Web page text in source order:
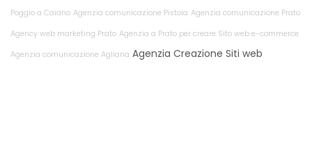
Poggio a Caiano Agenzia comunicazione Pistoia Agenzia comunicazione Prato
Agency web marketing Prato Agenzia a Prato per creare Sito web e-commerce
Agenzia comunicazione Agliana Agenzia Creazione Siti web